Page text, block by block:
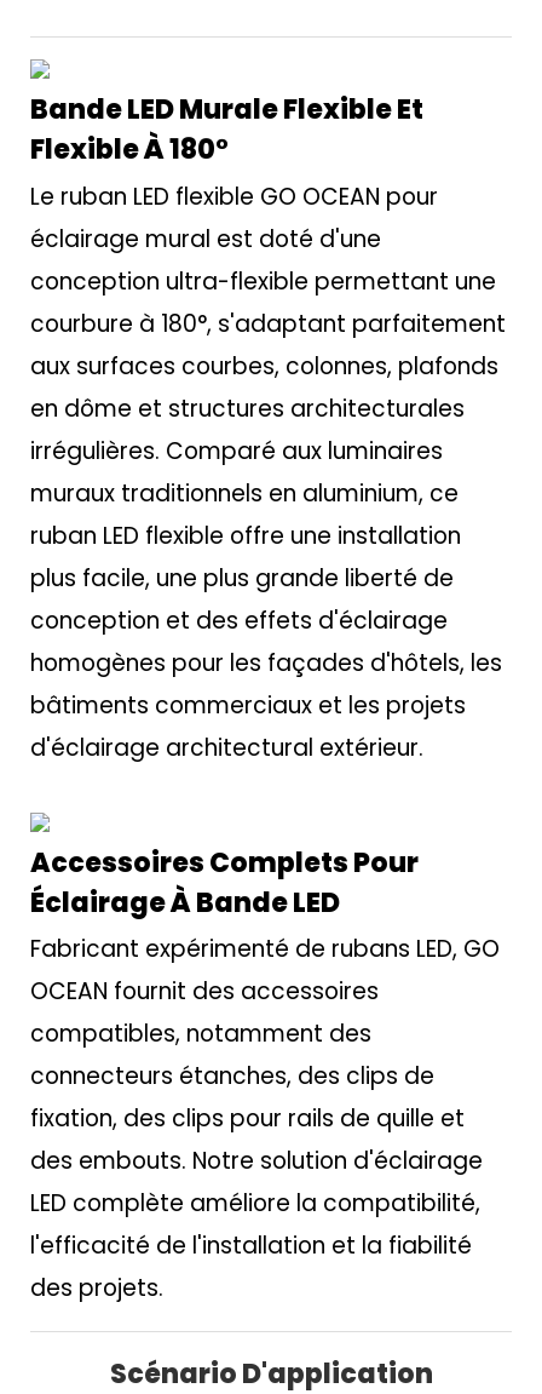
Bande LED Murale Flexible Et
Flexible À 180°
Le ruban LED flexible GO OCEAN pour
éclairage mural est doté d'une
conception ultra-flexible permettant une
courbure à 180°, s'adaptant parfaitement
aux surfaces courbes, colonnes, plafonds
en dôme et structures architecturales
irrégulières. Comparé aux luminaires
muraux traditionnels en aluminium, ce
ruban LED flexible offre une installation
plus facile, une plus grande liberté de
conception et des effets d'éclairage
homogènes pour les façades d'hôtels, les
bâtiments commerciaux et les projets
d'éclairage architectural extérieur.
Accessoires Complets Pour
Éclairage À Bande LED
Fabricant expérimenté de rubans LED, GO
OCEAN fournit des accessoires
compatibles, notamment des
connecteurs étanches, des clips de
fixation, des clips pour rails de quille et
des embouts. Notre solution d'éclairage
LED complète améliore la compatibilité,
l'efficacité de l'installation et la fiabilité
des projets.
Scénario D'application